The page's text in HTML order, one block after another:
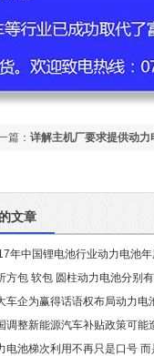
篇： 详解主机厂要求提供动
文章
年中国锂电池行业动力电池
方包 软包 圆柱动力电池分别
车企为赢得话语权布局动力电
调整新能源汽车补贴政策可能
电池梯次利用不再只是口号